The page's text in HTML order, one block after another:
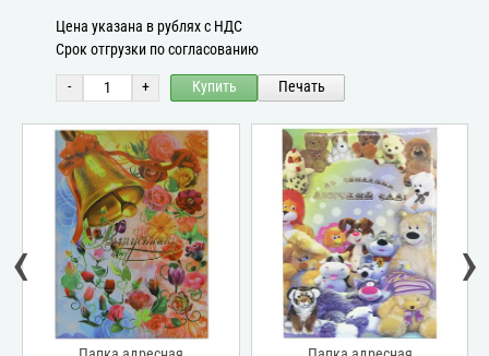
Цена указана в рублях с НДС
Срок отгрузки по согласованию
- + Купить Печать
‹ ›